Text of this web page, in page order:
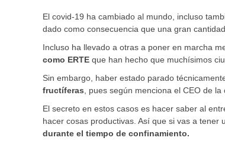
El covid-19 ha cambiado al mundo, incluso
dado como consecuencia que una gran
Incluso ha llevado a otras a poner en marcha
como ERTE que han hecho que muchísimos
Sin embargo, haber estado parado
fructíferas, pues según menciona el CEO de
El secreto en estos casos es hacer saber al
hacer cosas productivas. Así que si vas a
durante el tiempo de confinamiento.